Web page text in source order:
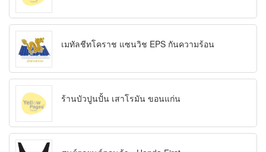
เมทัลชีทโคราช แซนวิช EPS กันความร้อน
ร้านบัวปูนปั้น เสาโรมัน ขอนแก่น